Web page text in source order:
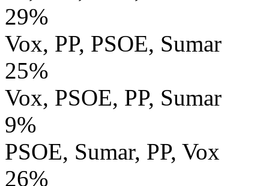
29%
Vox, PP, PSOE, Sumar
25%
Vox, PSOE, PP, Sumar
9%
PSOE, Sumar, PP, Vox
26%